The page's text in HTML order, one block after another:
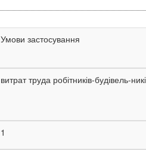
Умови застосування
витрат труда робітників-будівель-
1